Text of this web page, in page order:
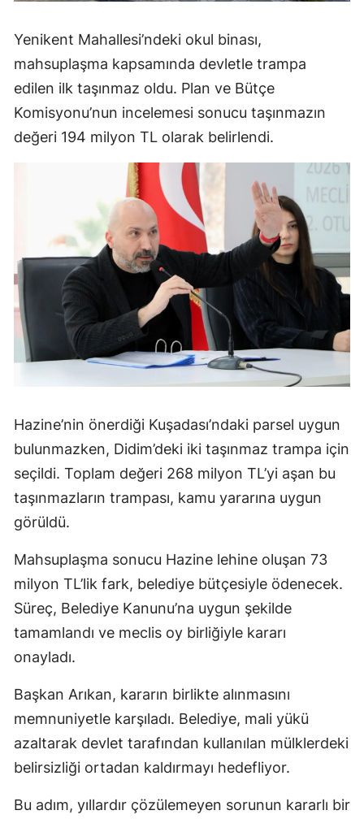
Yenikent Mahallesi’ndeki okul binası,
mahsuplaşma kapsamında devletle trampa
edilen ilk taşınmaz oldu. Plan ve Bütçe
Komisyonu’nun incelemesi sonucu taşınmazın
değeri 194 milyon TL olarak belirlendi.
Hazine’nin önerdiği Kuşadası’ndaki parsel uygun
bulunmazken, Didim’deki iki taşınmaz trampa için
seçildi. Toplam değeri 268 milyon TL’yi aşan bu
taşınmazların trampası, kamu yararına uygun
görüldü.
Mahsuplaşma sonucu Hazine lehine oluşan 73
milyon TL’lik fark, belediye bütçesiyle ödenecek.
Süreç, Belediye Kanunu’na uygun şekilde
tamamlandı ve meclis oy birliğiyle kararı
onayladı.
Başkan Arıkan, kararın birlikte alınmasını
memnuniyetle karşıladı. Belediye, mali yükü
azaltarak devlet tarafından kullanılan mülklerdeki
belirsizliği ortadan kaldırmayı hedefliyor.
Bu adım, yıllardır çözülemeyen sorunun kararlı bir